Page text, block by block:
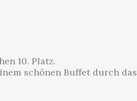
10. Platz.
schönen Buffet durch das